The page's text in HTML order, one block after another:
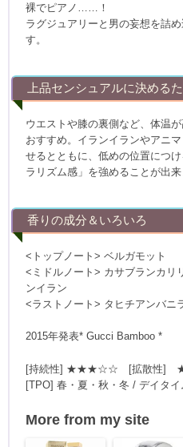
裸でピアノ……！
ラグジュアリーと男の妄想を詰
す。
上品センシュアルに決める
ウエストや膝の裏側など、体温
おすすめ。イランイランやアニ
せるとともに、低めの位置につ
ラリズム感」を強めることが出来
香りの成分＆いろいろ
<トップノート> ベルガモット
<ミドルノート> カサブランカリ
ンイラン
<ラストノート> タヒチアンバニ
2015年発表* Gucci Bamboo *
[持続性] ★★★☆☆ [拡散性
[TPO] 春・夏・秋・冬 / デイタ
More from my site